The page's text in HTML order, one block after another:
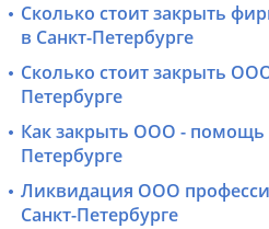
Сколько стоит закрыть
в Санкт-Петербурге
Сколько стоит закрыть
Петербурге
Как закрыть ООО - помощь
Петербурге
Ликвидация ООО
Санкт-Петербурге